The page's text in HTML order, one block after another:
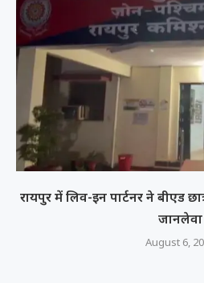
रायपुर में लिव-इन पार्टनर ने बीएड
जानलेवा
August 6,